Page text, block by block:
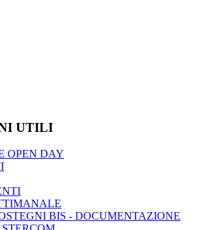
UTILI
OPEN DAY
BIS - DOCUMENTAZIONE